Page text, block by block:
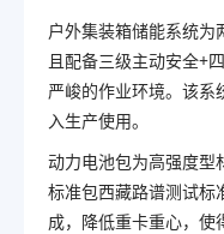
户外集装箱储能系统为
且配备三级主动安全+
严峻的作业环境。该系
入生产使用。
动力电池包为高强度型
标准包西藏路谱测试标
成，降低重卡重心，使